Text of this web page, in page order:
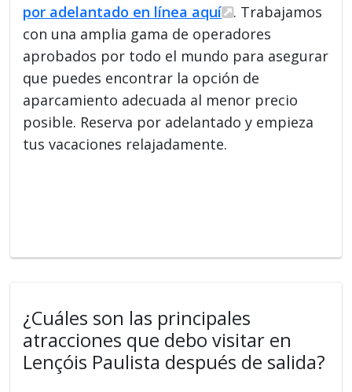
por adelantado en línea aquí
. Trabajamos
con una amplia gama de operadores
aprobados por todo el mundo para asegurar
que puedes encontrar la opción de
aparcamiento adecuada al menor precio
posible. Reserva por adelantado y empieza
tus vacaciones relajadamente.
¿Cuáles son las principales
atracciones que debo visitar en
Lençóis Paulista después de salida?